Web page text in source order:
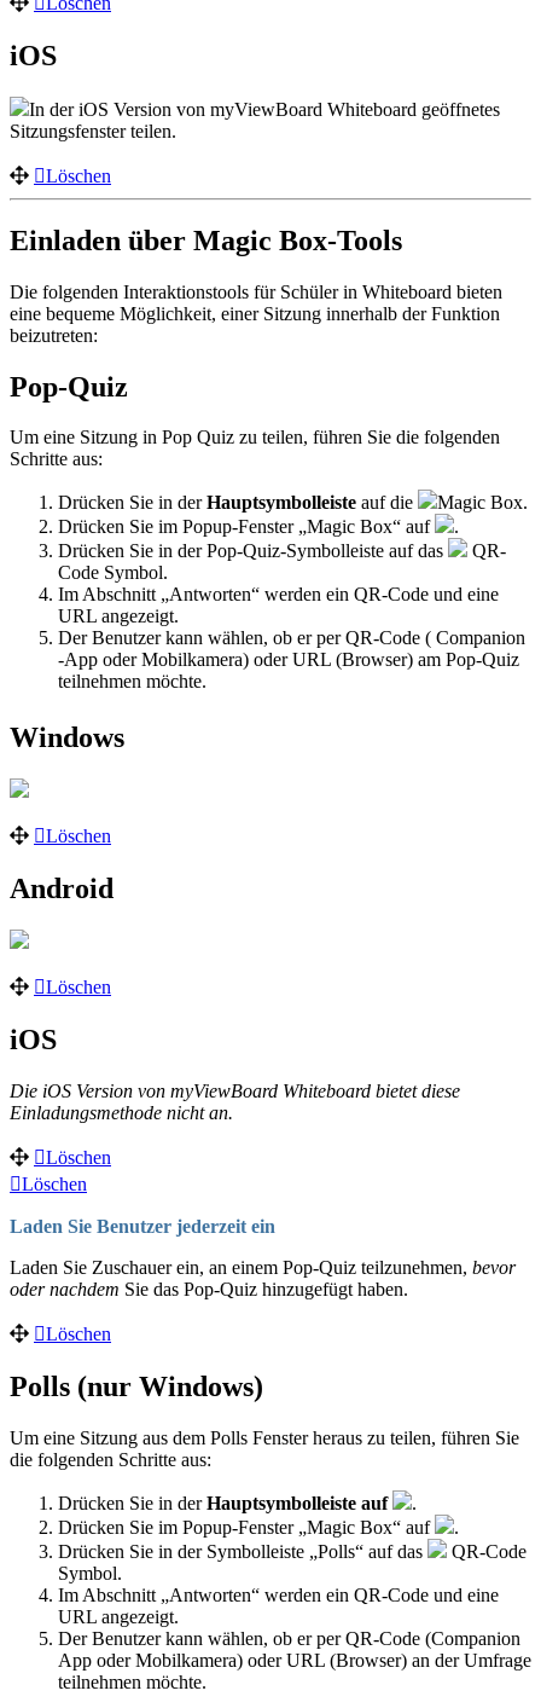
iOS
In der iOS Version von myViewBoard Whiteboard geöffnetes
Sitzungsfenster teilen.
Löschen
Einladen über Magic Box-Tools
Die folgenden Interaktionstools für Schüler in Whiteboard bieten
eine bequeme Möglichkeit, einer Sitzung innerhalb der Funktion
beizutreten:
Pop-Quiz
Um eine Sitzung in Pop Quiz zu teilen, führen Sie die folgenden
Schritte aus:
Drücken Sie in derHauptsymbolleiste auf die
Magic Box.
Drücken Sie im Popup-Fenster „Magic Box“ auf
.
Drücken Sie in der Pop-Quiz-Symbolleiste auf das
QR-
Code Symbol.
Im Abschnitt „Antworten“ werden ein QR-Code und eine
URL angezeigt.
Der Benutzer kann wählen, ob er per QR-Code ( Companion
-App oder Mobilkamera) oder URL (Browser) am Pop-Quiz
teilnehmen möchte.
Windows
Löschen
Android
Löschen
iOS
Die iOS Version von myViewBoard Whiteboard bietet diese
Einladungsmethode nicht an.
Löschen
Löschen
Laden Sie Benutzer jederzeit ein
Laden Sie Zuschauer ein, an einem Pop-Quiz teilzunehmen, bevor
oder nachdem Sie das Pop-Quiz hinzugefügt haben.
Löschen
Polls (nur Windows)
Um eine Sitzung aus dem Polls Fenster heraus zu teilen, führen Sie
die folgenden Schritte aus:
Drücken Sie in derHauptsymbolleiste auf
.
Drücken Sie im Popup-Fenster „Magic Box“ auf
.
Drücken Sie in der Symbolleiste „Polls“ auf das
QR-Code
Symbol.
Im Abschnitt „Antworten“ werden ein QR-Code und eine
URL angezeigt.
Der Benutzer kann wählen, ob er per QR-Code (Companion
App oder Mobilkamera) oder URL (Browser) an der Umfrage
teilnehmen möchte.